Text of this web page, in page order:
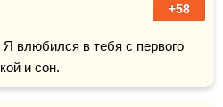
+58
Я влюбился в тебя с первого
и сон.